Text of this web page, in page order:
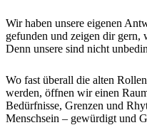
Wir haben unsere eigenen
gefunden und zeigen dir gern,
Denn unsere sind nicht
Wo fast überall die alten
werden, öffnen wir einen
Bedürfnisse, Grenzen und
Menschsein – gewürdigt und